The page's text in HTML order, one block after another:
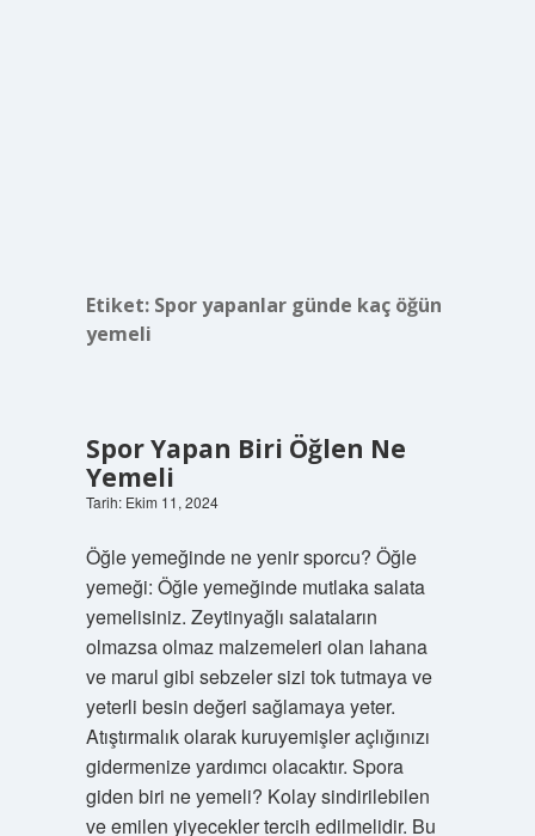
Etiket: Spor yapanlar günde kaç öğün
yemeli
Spor Yapan Biri Öğlen Ne
Yemeli
Tarih: Ekim 11, 2024
Öğle yemeğinde ne yenir sporcu? Öğle
yemeği: Öğle yemeğinde mutlaka salata
yemelisiniz. Zeytinyağlı salataların
olmazsa olmaz malzemeleri olan lahana
ve marul gibi sebzeler sizi tok tutmaya ve
yeterli besin değeri sağlamaya yeter.
Atıştırmalık olarak kuruyemişler açlığınızı
gidermenize yardımcı olacaktır. Spora
giden biri ne yemeli? Kolay sindirilebilen
ve emilen yiyecekler tercih edilmelidir. Bu